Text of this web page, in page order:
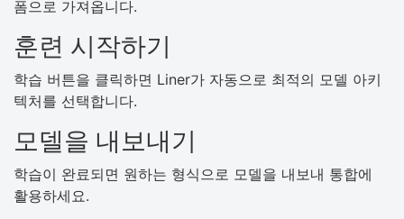
폼으로 가져옵니다.
훈련 시작하기
학습 버튼을 클릭하면 Liner가 자동으로 최적의 모델 아키
텍처를 선택합니다.
모델을 내보내기
학습이 완료되면 원하는 형식으로 모델을 내보내 통합에
활용하세요.